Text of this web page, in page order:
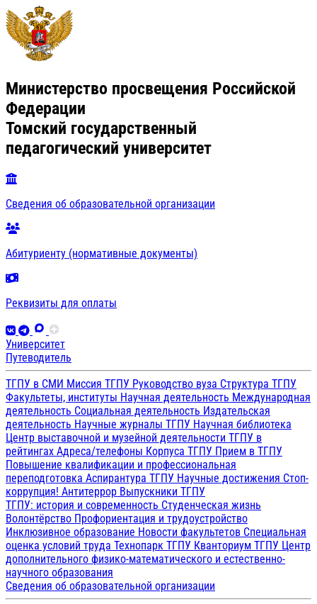
Министерство просвещения Российской
Федерации
Томский государственный
педагогический университет
Сведения об образовательной организации
Абитуриенту (нормативные документы)
Реквизиты для оплаты
Университет
Путеводитель
ТГПУ в СМИ Миссия ТГПУ Руководство вуза Структура ТГПУ
Факультеты, институты Научная деятельность Международная
деятельность Социальная деятельность Издательская
деятельность Научные журналы ТГПУ Научная библиотека
Центр выставочной и музейной деятельности ТГПУ в
рейтингах Адреса/телефоны Корпуса ТГПУ Прием в ТГПУ
Повышение квалификации и профессиональная
переподготовка Аспирантура ТГПУ Научные достижения Стоп-
коррупция! Антитеррор Выпускники ТГПУ
ТГПУ: история и современность Студенческая жизнь
Волонтёрство Профориентация и трудоустройство
Инклюзивное образование Новости факультетов Специальная
оценка условий труда Технопарк ТГПУ Кванториум ТГПУ Центр
дополнительного физико-математического и естественно-
научного образования
Сведения об образовательной организации